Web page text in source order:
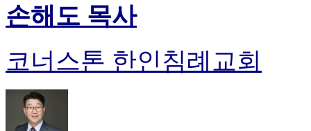
손해도 목사
코너스톤 한인침례교회